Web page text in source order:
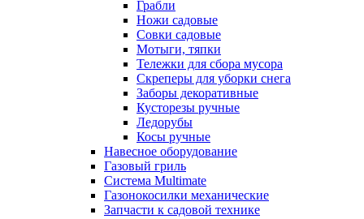
Грабли
Ножи садовые
Совки садовые
Мотыги, тяпки
Тележки для сбора мусора
Скреперы для уборки снега
Заборы декоративные
Кусторезы ручные
Ледорубы
Косы ручные
Навесное оборудование
Газовый гриль
Система Multimate
Газонокосилки механические
Запчасти к садовой технике